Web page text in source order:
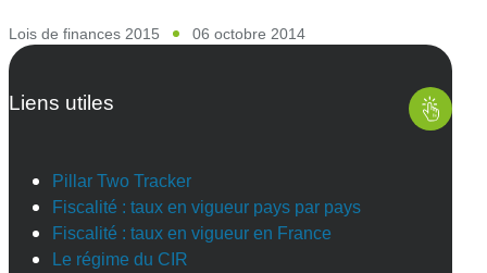
Lois de finances 2015 06 octobre 2014
Liens utiles
Pillar Two Tracker
Fiscalité : taux en vigueur pays par pays
Fiscalité : taux en vigueur en France
Le régime du CIR